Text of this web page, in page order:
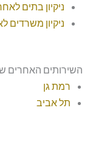
ניקיון בתים
ניקיון משרדים
השירותים האחרים
רמת גן
תל אביב